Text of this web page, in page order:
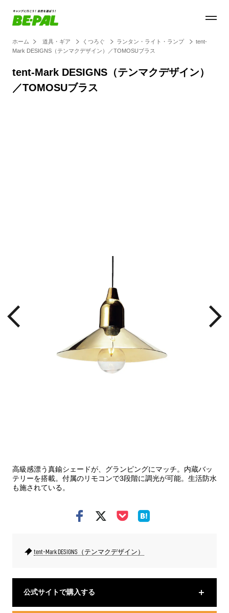
ホーム 道具・ギア くつろぐ ランタン・ライト・ランプ
tent-
Mark DESIGNS（テンマクデザイン）／TOMOSUブラス
tent-Mark DESIGNS（テンマクデザイン）
／TOMOSUブラス
高級感漂う真鍮シェードが、グランピングにマッチ。内蔵バッ
テリーを搭載。付属のリモコンで3段階に調光が可能。生活防水
も施されている。
tent-Mark DESIGNS（テンマクデザイン）
公式サイトで購入する